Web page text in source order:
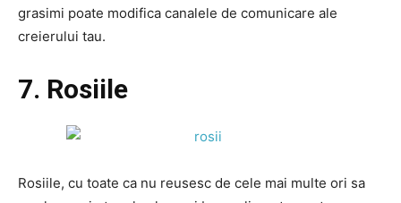
grasimi poate modifica canalele de comunicare ale
creierului tau.
7. Rosiile
Rosiile, cu toate ca nu reusesc de cele mai multe ori sa